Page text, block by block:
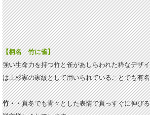
【柄名 竹に雀】
強い生命力を持つ竹と雀があしらわれた粋なデザ
は上杉家の家紋として用いられていることでも有
竹・・真冬でも青々とした表情で真っすぐに伸び